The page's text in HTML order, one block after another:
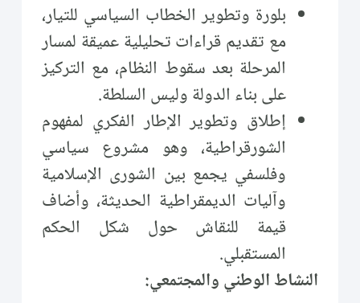
بلورة وتطوير الخطاب السياسي للتيار،
مع تقديم قراءات تحليلية عميقة لمسار
المرحلة بعد سقوط النظام، مع التركيز
على بناء الدولة وليس السلطة.
إطلاق وتطوير الإطار الفكري لمفهوم
الشورقراطية، وهو مشروع سياسي
وفلسفي يجمع بين الشورى الإسلامية
وآليات الديمقراطية الحديثة، وأضاف
قيمة للنقاش حول شكل الحكم
المستقبلي.
النشاط الوطني والمجتمعي: